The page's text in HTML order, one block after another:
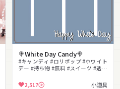
🍭White Day Candy🍭
#キャンディ #ロリポップ #ホワイト
デー #持ち物 #無料 #スイーツ #透明
2,517 小道具